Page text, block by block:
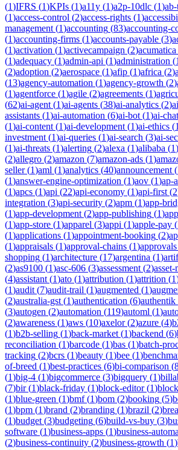
(1)IFRS (1)KPIs (1)a11y (1)a2p-10dlc (1)
(1)access-control (2)access-rights (1)
management (1)accounting (83)accounting-
(1)accounting-firms (1)accounts-payable (3)
(1)activation (1)activecampaign (2)acumatica
(1)adequacy (1)admin-api (1)administration (1
(2)adoption (2)aerospace (1)afip (1)africa (2)
(13)agency-automation (1)agency-growth (2)
(1)agentforce (1)agile (2)agreements (1)
(62)ai-agent (1)ai-agents (38)ai-analytics (2)
assistants (1)ai-automation (6)ai-bot (1)ai-
(1)ai-content (1)ai-development (1)ai-ethics (1
investment (1)ai-queries (1)ai-search (3)ai-
(1)ai-threats (1)alerting (2)alexa (1)alibaba (1)
(2)allegro (2)amazon (7)amazon-ads (1)
seller(1)aml (1)analytics (40)announcement (
(1)answer-engine-optimization (1)aov (1)ap-
(1)apcs (1)api (22)api-economy (1)api-first (2
integration (3)api-security (2)apm (1)app-
(1)app-development (2)app-publishing (1)
(1)app-store (1)apparel (3)appi (1)apple-pay (
(1)applications (1)appointment-booking (2)
(1)appraisals (1)approval-chains (1)approvals
shopping (1)architecture (17)argentina (1)
(2)as9100 (1)asc-606 (3)assessment (2)asset-
(4)assistant (1)ato (1)attribution (1)attrition (1
(1)audit (7)audit-trail (1)augmented (1)
(2)australia-gst (1)authentication (6)authentik
(3)autogen (2)automation (119)automl (1)
(2)awareness (1)aws (10)axelor(2)azure (4)
(1)b2b-selling (1)back-market (1)backend (6)
reconciliation (1)barcode (1)bas (1)batch-
tracking (2)bcrs (1)beauty (1)bee (1)
of-breed (1)best-practices (6)bi-comparison (
(1)big-4 (1)bigcommerce (3)bigquery (1)
(7)bir(1)black-friday (1)block-editor(1)
(1)blue-green (1)bmf(1)bom (2)booking (5)
(1)bpm (1)brand (2)branding (1)brazil (2)
(1)budget (3)budgeting (6)build-vs-buy (3)
software (1)business-apps (1)business-
(2)business-continuity (2)business-growth (1)